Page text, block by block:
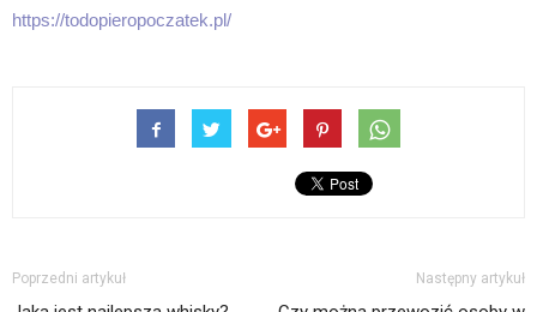
https://todopieropoczatek.pl/
Poprzedni artykuł Następny artykuł